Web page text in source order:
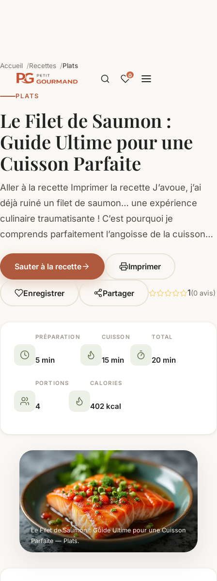
0
Accueil Recettes Plats
PLATS
Le Filet de Saumon :
Guide Ultime pour une
Cuisson Parfaite
Aller à la recette Imprimer la recette J’avoue, j’ai
déjà ruiné un filet de saumon… une expérience
culinaire traumatisante ! C’est pourquoi je
comprends parfaitement l’angoisse de la cuisson…
Sauter à la recette Imprimer
Enregistrer Partager 1(0 avis)
PRÉPARATION
5 min
CUISSON
15 min
TOTAL
20 min
PORTIONS
4
CALORIES
402 kcal
Le Filet de Saumon : Guide Ultime pour une Cuisson
Parfaite — Plats.